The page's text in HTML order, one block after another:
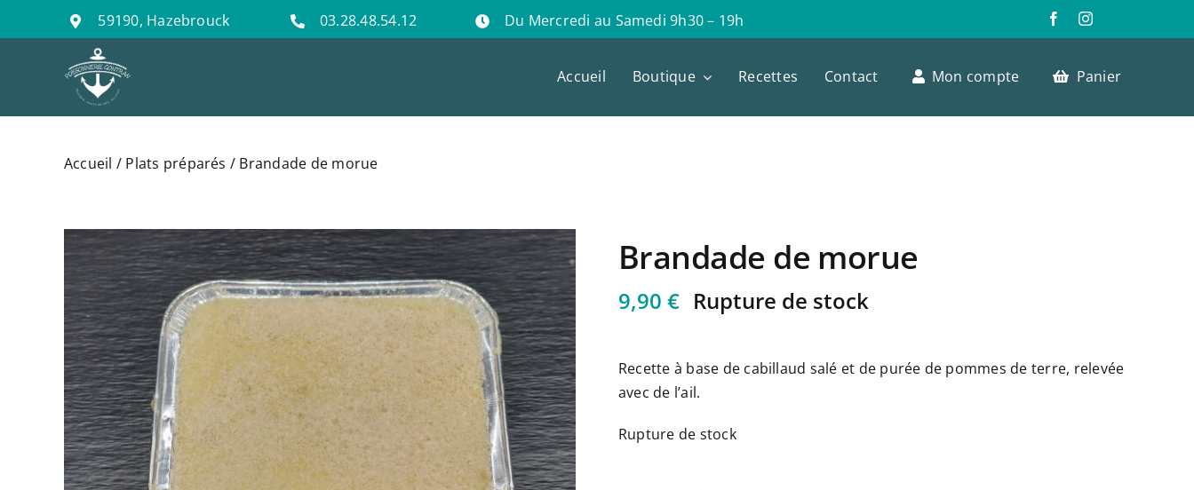
au
59190, Hazebrouck 03.28.48.54.12 Du Mercredi au Samedi 9h30 – 19h
Accueil Boutique Recettes Contact Mon compte Panier
Accueil / Plats préparés / Brandade de morue
Brandade de morue
9,90 € Rupture de stock
Recette à base de cabillaud salé et de purée de pommes de terre, relevée
avec de l’ail.
Rupture de stock